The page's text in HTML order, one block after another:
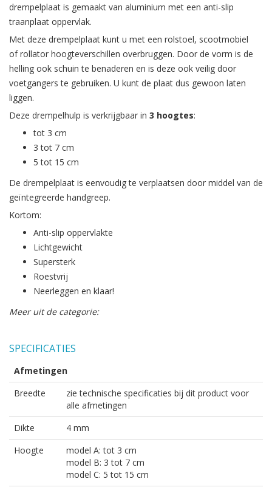
drempelplaat is gemaakt van aluminium met een anti-slip
traanplaat oppervlak.
Met deze drempelplaat kunt u met een rolstoel, scootmobiel
of rollator hoogteverschillen overbruggen. Door de vorm is de
helling ook schuin te benaderen en is deze ook veilig door
voetgangers te gebruiken. U kunt de plaat dus gewoon laten
liggen.
Deze drempelhulp is verkrijgbaar in 3 hoogtes:
tot 3 cm
3 tot 7 cm
5 tot 15 cm
De drempelplaat is eenvoudig te verplaatsen door middel van de
geïntegreerde handgreep.
Kortom:
Anti-slip oppervlakte
Lichtgewicht
Supersterk
Roestvrij
Neerleggen en klaar!
Meer uit de categorie:
SPECIFICATIES
Afmetingen
Breedte
zie technische specificaties bij dit product voor
alle afmetingen
Dikte
4 mm
Hoogte
model A: tot 3 cm
model B: 3 tot 7 cm
model C: 5 tot 15 cm